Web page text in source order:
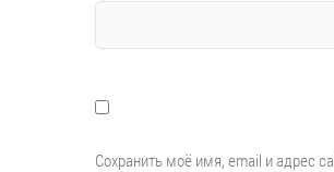
Сохранить моё имя, email и адрес